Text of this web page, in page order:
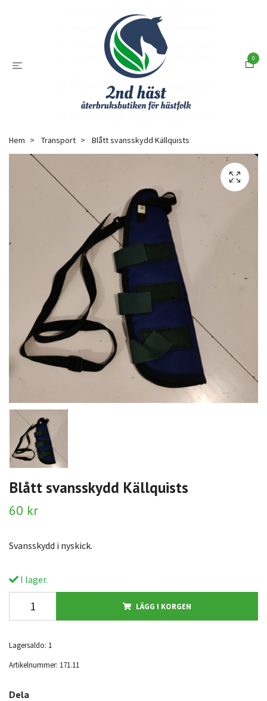
0
Hem Transport Blått svansskydd Källquists
Blått svansskydd Källquists
60 kr
Svansskydd i nyskick.
I lager.
LÄGG I KORGEN
Lagersaldo: 1
Artikelnummer: 171.11
Dela